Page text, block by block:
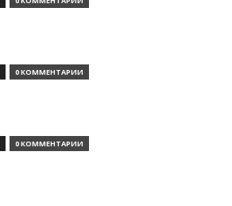
0 КОММЕНТАРИИ
0 КОММЕНТАРИИ